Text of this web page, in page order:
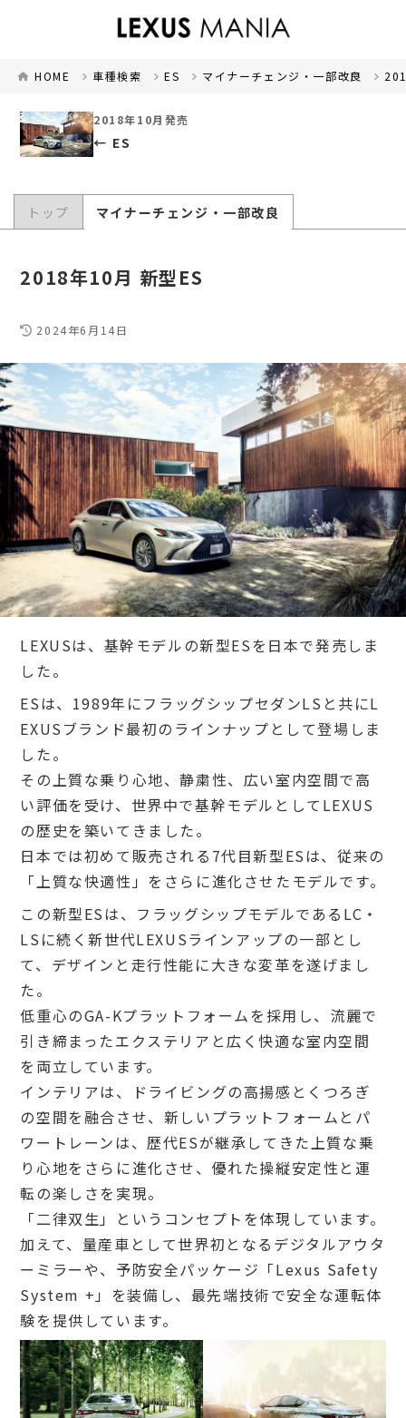
HOME 車種検索 ES マイナーチェンジ・一部改良
2018年10月発売
ES
トップ マイナーチェンジ・一部改良
2018年10月 新型ES
2024年6月14日
LEXUSは、基幹モデルの新型ESを日本で発売しま
した。
ESは、1989年にフラッグシップセダンLSと共にL
EXUSブランド最初のラインナップとして登場しま
した。
その上質な乗り心地、静粛性、広い室内空間で高
い評価を受け、世界中で基幹モデルとしてLEXUS
の歴史を築いてきました。
日本では初めて販売される7代目新型ESは、従来の
「上質な快適性」をさらに進化させたモデルです。
この新型ESは、フラッグシップモデルであるLC・
LSに続く新世代LEXUSラインアップの一部とし
て、デザインと走行性能に大きな変革を遂げまし
た。
低重心のGA-Kプラットフォームを採用し、流麗で
引き締まったエクステリアと広く快適な室内空間
を両立しています。
インテリアは、ドライビングの高揚感とくつろぎ
の空間を融合させ、新しいプラットフォームとパ
ワートレーンは、歴代ESが継承してきた上質な乗
り心地をさらに進化させ、優れた操縦安定性と運
転の楽しさを実現。
「二律双生」というコンセプトを体現しています。
加えて、量産車として世界初となるデジタルアウタ
ーミラーや、予防安全パッケージ「Lexus Safety
System +」を装備し、最先端技術で安全な運転体
験を提供しています。